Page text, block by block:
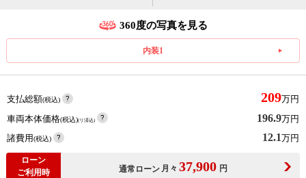
360度の写真を見る
内装1
支払総額(税込) 209万円
車両本体価格(税込)(リ済込) 196.9万円
諸費用(税込) 12.1万円
ローン
ご利用時
通常ローン 月々 37,900 円